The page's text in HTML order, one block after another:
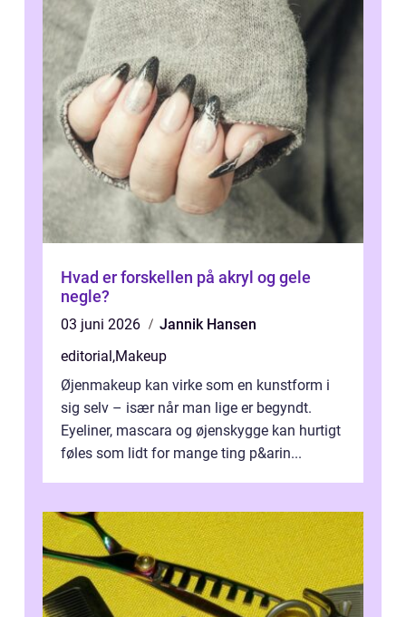
Hvad er forskellen på akryl og gele
negle?
03 juni 2026
Jannik Hansen
editorial,Makeup
Øjenmakeup kan virke som en kunstform i
sig selv – især når man lige er begyndt.
Eyeliner, mascara og øjenskygge kan hurtigt
føles som lidt for mange ting p&arin...